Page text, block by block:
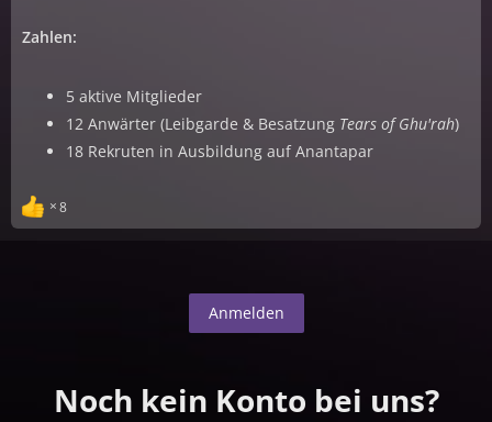
Zahlen:
5 aktive Mitglieder
12 Anwärter (Leibgarde & Besatzung Tears of Ghu'rah)
18 Rekruten in Ausbildung auf Anantapar
8
Anmelden
Noch kein Konto bei uns?